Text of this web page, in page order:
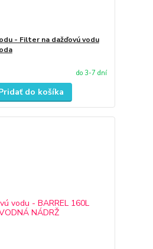
- Filter na dažďovú vodu
do 3-7 dní
do košíka